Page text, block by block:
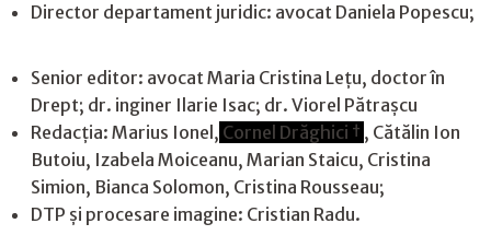
Director departament juridic: avocat Daniela Popescu;
Senior editor: avocat Maria Cristina Leţu, doctor în
Drept; dr. inginer Ilarie Isac; dr. Viorel Pătrașcu
Redacţia: Marius Ionel, Cornel Drăghici † , Cătălin Ion
Butoiu, Izabela Moiceanu, Marian Staicu, Cristina
Simion, Bianca Solomon, Cristina Rousseau;
DTP și procesare imagine: Cristian Radu.